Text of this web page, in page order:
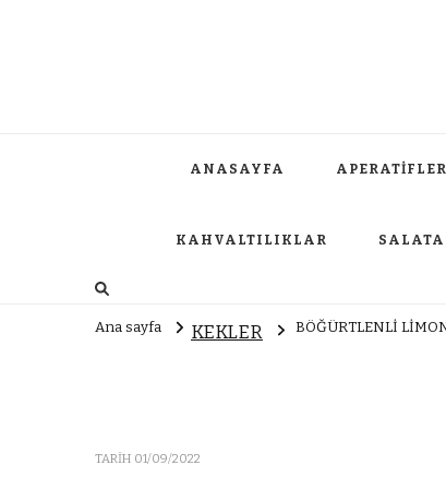
ANASAYFA APERATİFLER
KAHVALTILIKLAR
Ana sayfa KEKLER BÖĞÜRTLENLİ
TARIH 01/09/2022